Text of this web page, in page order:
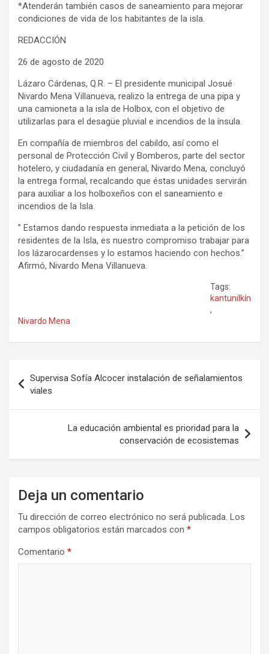
*Atenderán también casos de saneamiento para mejorar
condiciones de vida de los habitantes de la isla.
REDACCIÓN
26 de agosto de 2020
Lázaro Cárdenas, Q.R. – El presidente municipal Josué
Nivardo Mena Villanueva, realizo la entrega de una pipa y
una camioneta a la isla de Holbox, con el objetivo de
utilizarlas para el desagüe pluvial e incendios de la ínsula.
En compañía de miembros del cabildo, así como el
personal de Protección Civil y Bomberos, parte del sector
hotelero, y ciudadanía en general, Nivardo Mena, concluyó
la entrega formal, recalcando que éstas unidades servirán
para auxiliar a los holboxeños con el saneamiento e
incendios de la Isla.
” Estamos dando respuesta inmediata a la petición de los
residentes de la Isla, es nuestro compromiso trabajar para
los lázarocardenses y lo estamos haciendo con hechos.”
Afirmó, Nivardo Mena Villanueva.
Tags:
kantunilkín
,
Nivardo Mena
de
entradas
Supervisa Sofía Alcocer instalación de señalamientos
viales
La educación ambiental es prioridad para la
conservación de ecosistemas
Deja un comentario
Tu dirección de correo electrónico no será publicada. Los
campos obligatorios están marcados con *
Comentario *